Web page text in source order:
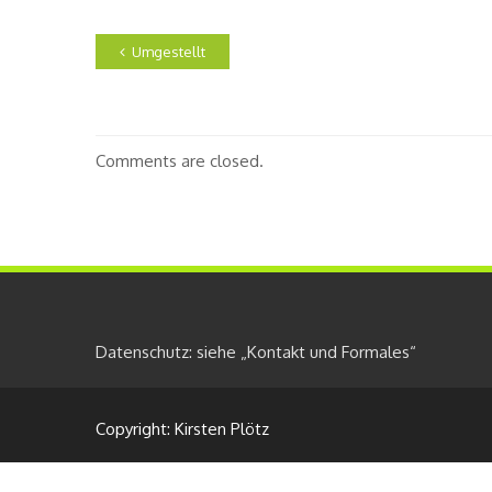
Umgestellt
Comments are closed.
Datenschutz: siehe „Kontakt und Formales“
Copyright: Kirsten Plötz